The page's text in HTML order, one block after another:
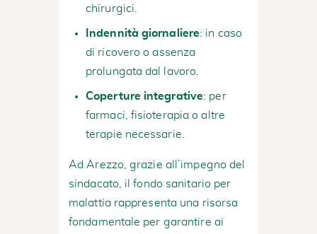
chirurgici.
Indennità giornaliere: in caso
di ricovero o assenza
prolungata dal lavoro.
Coperture integrative: per
farmaci, fisioterapia o altre
terapie necessarie.
Ad Arezzo, grazie all’impegno del
sindacato, il fondo sanitario per
malattia rappresenta una risorsa
fondamentale per garantire ai